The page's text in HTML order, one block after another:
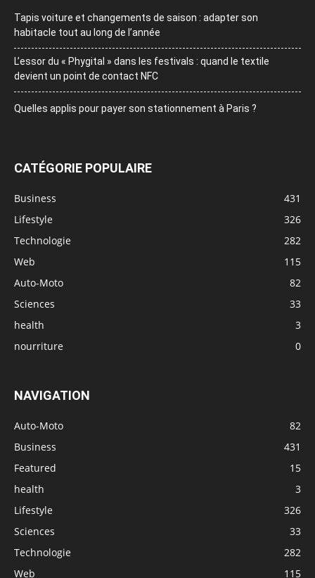
Tapis voiture et changements de saison : adapter son
habitacle tout au long de l’année
L’essor du « Phygital » dans les festivals : quand le textile
devient un point de contact NFC
Quelles applis pour payer son stationnement à Paris ?
CATÉGORIE POPULAIRE
Business
431
Lifestyle
326
Technologie
282
Web
115
Auto-Moto
82
Sciences
33
health
3
nourriture
0
NAVIGATION
Auto-Moto
82
Business
431
Featured
15
health
3
Lifestyle
326
Sciences
33
Technologie
282
Web
115